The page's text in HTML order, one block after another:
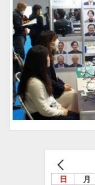
日 月